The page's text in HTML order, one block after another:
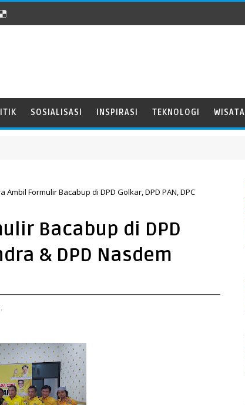
SOSIALISASI INSPIRASI TEKNOLOGI WISATA
Ambil Formulir Bacabup di DPD Golkar, DPD PAN, DPC
Bacabup di DPD
& DPD Nasdem